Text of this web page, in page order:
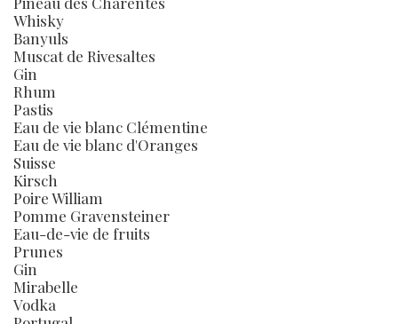
Whisky
Banyuls
Muscat de Rivesaltes
Gin
Rhum
Pastis
Eau de vie blanc Clémentine
Eau de vie blanc d'Oranges
Suisse
Kirsch
Poire William
Pomme Gravensteiner
Eau-de-vie de fruits
Prunes
Gin
Mirabelle
Vodka